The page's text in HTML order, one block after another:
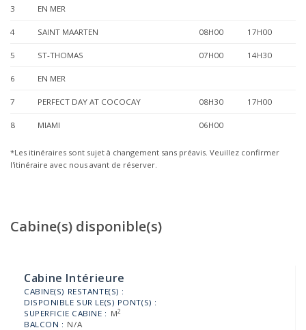
3 EN MER
4 SAINT MAARTEN 08H00 17H00
5 ST-THOMAS 07H00 14H30
6 EN MER
7 PERFECT DAY AT COCOCAY 08H30 17H00
8 MIAMI 06H00
*Les itinéraires sont sujet à changement sans préavis. Veuillez confirmer
l'itinéraire avec nous avant de réserver.
Cabine(s) disponible(s)
Cabine Intérieure
CABINE(S) RESTANTE(S) :
DISPONIBLE SUR LE(S) PONT(S) :
SUPERFICIE CABINE : M2
BALCON : N/A